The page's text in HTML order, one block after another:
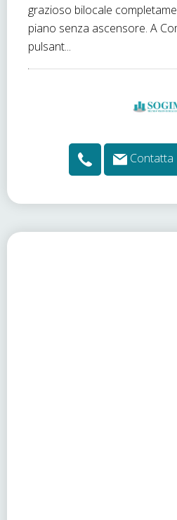
grazioso bilocale
piano senza ascensore. A
pulsant...
Contatta